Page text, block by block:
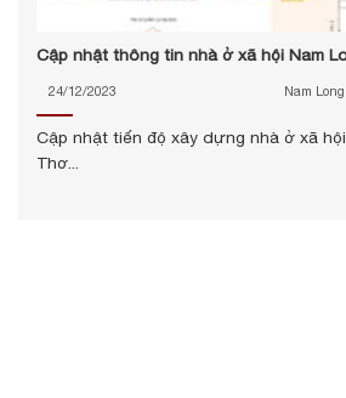
Cập nhật thông tin nhà ở xã hội Nam
24/12/2023 Nam
Cập nhật tiến độ xây dựng nhà ở xã
Thơ...